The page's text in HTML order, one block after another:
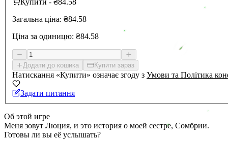
Купити - ₴84.58
Загальна ціна: ₴84.58
Ціна за одиницю: ₴84.58
Додати до кошика Купити зараз
Натискання «Купити» означає згоду з Умови та Політика
Задати питання
Об этой игре
Меня зовут Люция, и это история о моей сестре, Сомбрии.
Готовы ли вы её услышать?